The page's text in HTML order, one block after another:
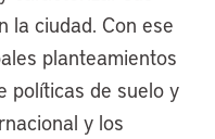
la ciudad. Con ese
planteamientos
políticas de suelo y
y los